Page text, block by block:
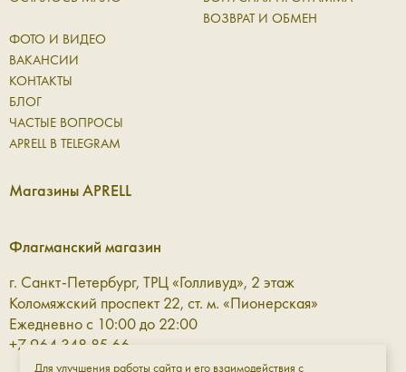
ВОЗВРАТ И ОБМЕН
ФОТО И ВИДЕО
ВАКАНСИИ
КОНТАКТЫ
БЛОГ
ЧАСТЫЕ ВОПРОСЫ
APRELL В TELEGRAM
Магазины APRELL
Флагманский магазин
г. Санкт-Петербург, ТРЦ «Голливуд», 2 этаж
Коломяжский проспект 22, ст. м. «Пионерская»
Ежедневно с 10:00 до 22:00
+7 964 348 85 66
Для улучшения работы сайта и его взаимодействия с